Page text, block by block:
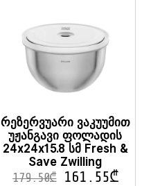
რეზერვუარი ვაკუუმით
უჟანგავი ფოლადის
24x24x15.8 სმ Fresh &
Save Zwilling
179.50₾ 161.55₾